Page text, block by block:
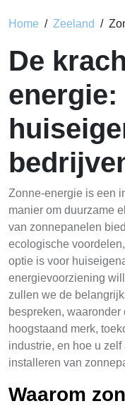
Home Zeeland
De
Zonne-energie is een
manier om duurzame
van zonnepanelen
ecologische
optie is voor
energievoorziening
zullen we de
bespreken,
hoogstaand merk,
industrie, en hoe u
installeren van
Waarom